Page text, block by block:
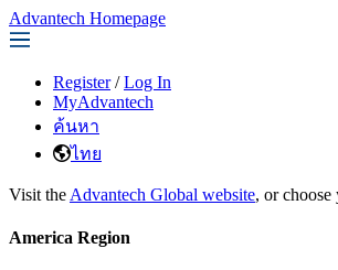
Advantech Homepage
Register / Log In
MyAdvantech
ค้นหา
ไทย
Visit the Advantech Global website, or
America Region